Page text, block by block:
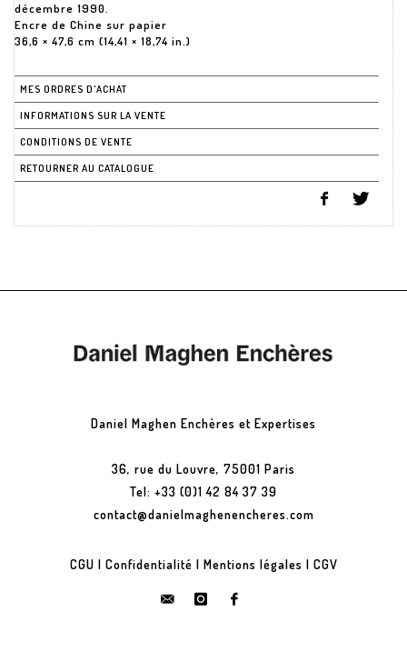
décembre 1990.
Encre de Chine sur papier
36,6 × 47,6 cm (14,41 × 18,74 in.)
MES ORDRES D'ACHAT
INFORMATIONS SUR LA VENTE
CONDITIONS DE VENTE
RETOURNER AU CATALOGUE
Daniel Maghen Enchères et Expertises
36, rue du Louvre, 75001 Paris
Tel: +33 (0)1 42 84 37 39
contact@danielmaghenencheres.com
CGU | Confidentialité | Mentions légales | CGV